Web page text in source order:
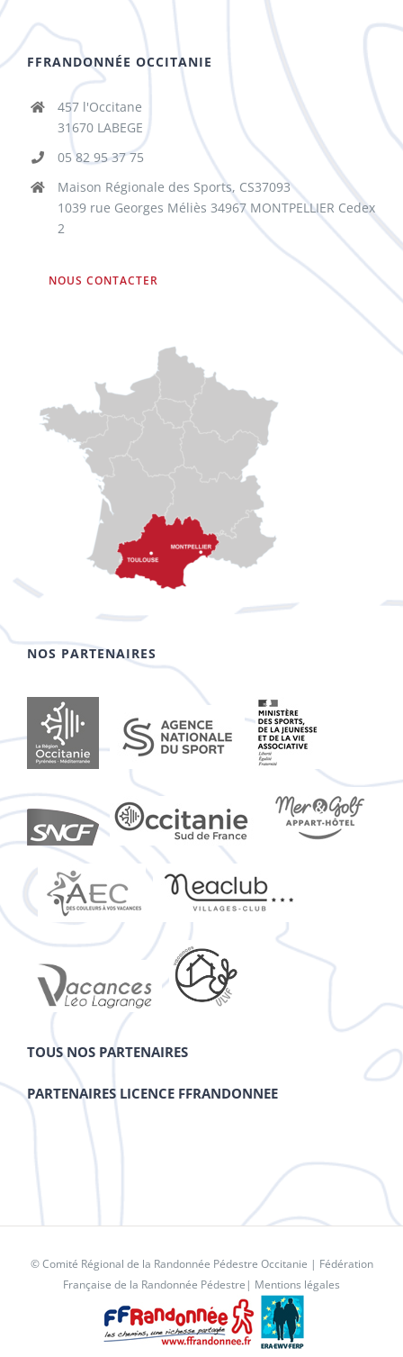
FFRANDONNÉE OCCITANIE
457 l'Occitane
31670 LABEGE
05 82 95 37 75
Maison Régionale des Sports, CS37093
1039 rue Georges Méliès 34967 MONTPELLIER Cedex
2
NOUS CONTACTER
NOS PARTENAIRES
TOUS NOS PARTENAIRES
PARTENAIRES LICENCE FFRANDONNEE
© Comité Régional de la Randonnée Pédestre Occitanie | Fédération
Française de la Randonnée Pédestre | Mentions légales